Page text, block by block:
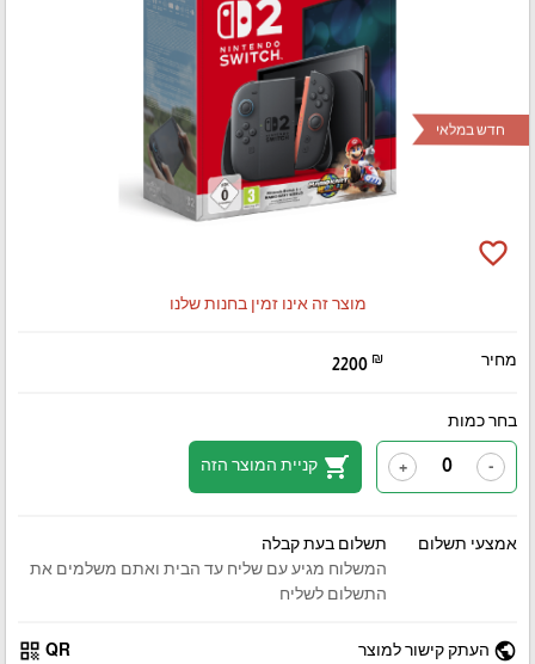
חדש במלאי
favorite_border
מוצר זה אינו זמין בחנות שלנו
מחיר 2200 ₪
בחר כמות
-
+
shopping_cart קניית המוצר הזה
אמצעי תשלום
תשלום בעת קבלה
המשלוח מגיע עם שליח עד הבית ואתם משלמים את
התשלום לשליח
public העתק קישור למוצר QR
qr_code